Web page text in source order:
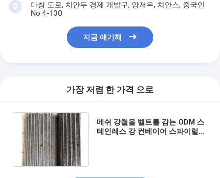
다창 도로, 치안두 경제 개발구, 양저우, 치안스, 중국인
No.4-130
지금 얘기해
가장 저렴 한 가격 으로
메쉬 강철을 벨트를 감는 ODM 스
테인레스 강 컨베이어 스파이럴